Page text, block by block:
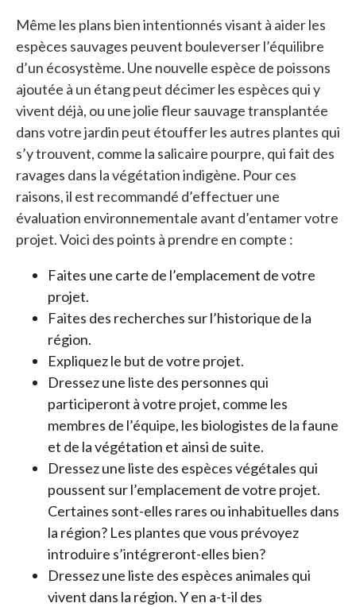
Même les plans bien intentionnés visant à aider les
espèces sauvages peuvent bouleverser l’équilibre
d’un écosystème. Une nouvelle espèce de poissons
ajoutée à un étang peut décimer les espèces qui y
vivent déjà, ou une jolie fleur sauvage transplantée
dans votre jardin peut étouffer les autres plantes qui
s’y trouvent, comme la salicaire pourpre, qui fait des
ravages dans la végétation indigène. Pour ces
raisons, il est recommandé d’effectuer une
évaluation environnementale avant d’entamer votre
projet. Voici des points à prendre en compte :
Faites une carte de l’emplacement de votre
projet.
Faites des recherches sur l’historique de la
région.
Expliquez le but de votre projet.
Dressez une liste des personnes qui
participeront à votre projet, comme les
membres de l’équipe, les biologistes de la faune
et de la végétation et ainsi de suite.
Dressez une liste des espèces végétales qui
poussent sur l’emplacement de votre projet.
Certaines sont-elles rares ou inhabituelles dans
la région? Les plantes que vous prévoyez
introduire s’intégreront-elles bien?
Dressez une liste des espèces animales qui
vivent dans la région. Y en a-t-il des